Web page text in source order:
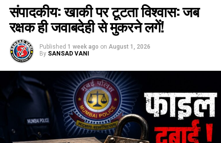
संपादकीय: खाकी पर टूटता विश्वास: जब
रक्षक ही जवाबदेही से मुकरने लगें!
Published 1 week ago on August 1, 2026
By SANSAD VANI